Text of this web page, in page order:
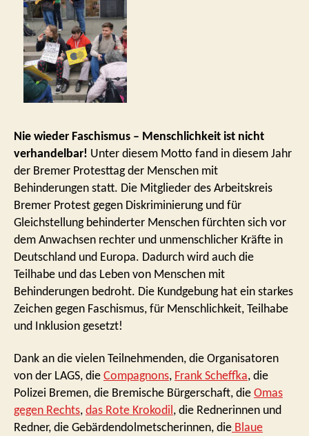
Nie wieder Faschismus – Menschlichkeit ist nicht
verhandelbar! Unter diesem Motto fand in diesem Jahr
der Bremer Protesttag der Menschen mit
Behinderungen statt. Die Mitglieder des Arbeitskreis
Bremer Protest gegen Diskriminierung und für
Gleichstellung behinderter Menschen fürchten sich vor
dem Anwachsen rechter und unmenschlicher Kräfte in
Deutschland und Europa. Dadurch wird auch die
Teilhabe und das Leben von Menschen mit
Behinderungen bedroht. Die Kundgebung hat ein starkes
Zeichen gegen Faschismus, für Menschlichkeit, Teilhabe
und Inklusion gesetzt!
Dank an die vielen Teilnehmenden, die Organisatoren
von der LAGS, die Compagnons, Frank Scheffka, die
Polizei Bremen, die Bremische Bürgerschaft, die Omas
gegen Rechts, das Rote Krokodil, die Rednerinnen und
Redner, die Gebärdendolmetscherinnen, die Blaue